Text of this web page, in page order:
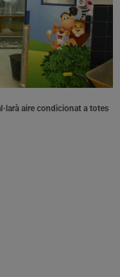
aire condicionat a totes